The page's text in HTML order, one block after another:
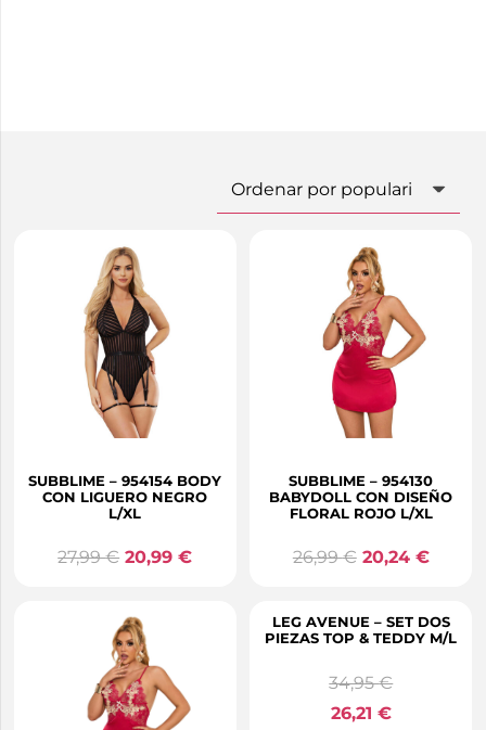
SUBBLIME – 954154 BODY
CON LIGUERO NEGRO
L/XL
27,99€ 20,99€
SUBBLIME – 954130
BABYDOLL CON DISEÑO
FLORAL ROJO L/XL
26,99€ 20,24 €
LEG AVENUE – SET DOS
PIEZAS TOP & TEDDY M/L
34,95€
26,21 €